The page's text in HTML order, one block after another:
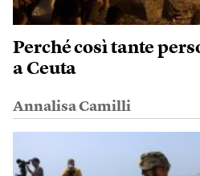
Perché così tante
a Ceuta
Annalisa Camilli